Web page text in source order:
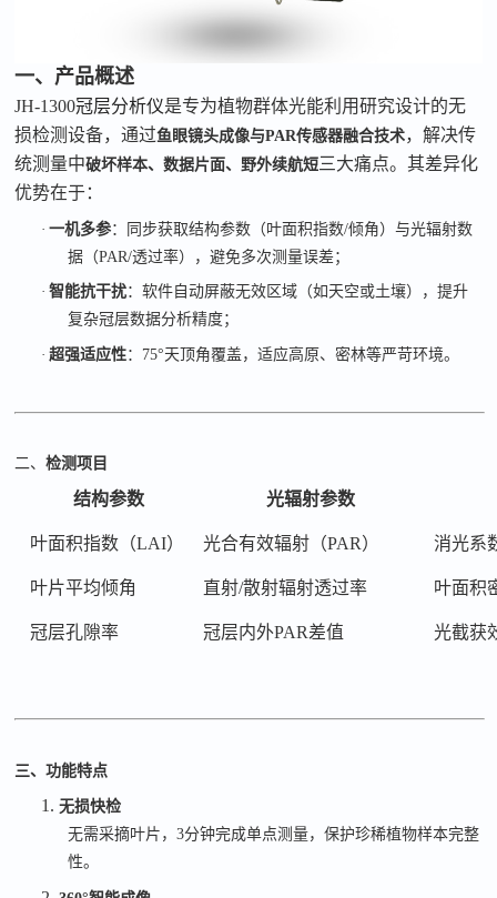
一、 产品概述
JH-1300冠层分析仪是专为植物群体光能利用研究设计的无
损检测设备，通过鱼眼镜头成像与PAR传感器融合技术，解决传
统测量中破坏样本、数据片面、野外续航短三大痛点。其差异化
优势在于：
·一机多参：同步获取结构参数（叶面积指数/倾角）与光辐射数
据（PAR/透过率），避免多次测量误差；
·智能抗干扰：软件自动屏蔽无效区域（如天空或土壤），提升
复杂冠层数据分析精度；
·超强适应性： 75°天顶角覆盖，适应高原、密林等严苛环境。
二、检测项目
结构参数 光辐射参数
叶面积指数（LAI） 光合有效辐射（PAR） 消光系
叶片平均倾角 直射/散射辐射透过率 叶面积
冠层孔隙率 冠层内外PAR差值 光截获
三、功能特点
1.无损快检
无需采摘叶片，3分钟完成单点测量，保护珍稀植物样本完整
性。